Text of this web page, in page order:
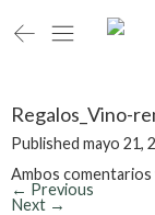
Regalos_Vino-
Published mayo 21,
Ambos
← Previous
Next →